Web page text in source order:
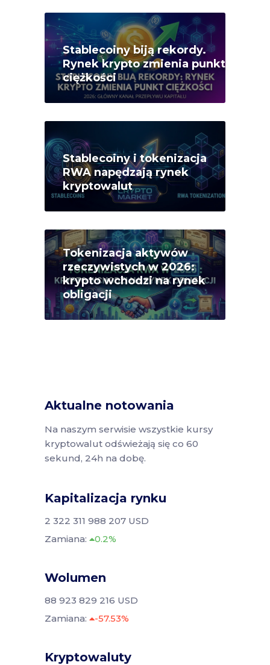
Stablecoiny biją rekordy.
Rynek krypto zmienia punkt
ciężkości
Stablecoiny i tokenizacja
RWA napędzają rynek
kryptowalut
Tokenizacja aktywów
rzeczywistych w 2026:
krypto wchodzi na rynek
obligacji
Aktualne notowania
Na naszym serwisie wszystkie kursy
kryptowalut odświeżają się co 60
sekund, 24h na dobę.
Kapitalizacja rynku
2 322 311 988 207 USD
Zamiana:
0.2%
Wolumen
88 923 829 216 USD
Zamiana:
-57.53%
Kryptowaluty